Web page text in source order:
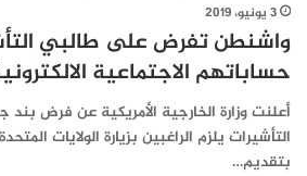
3 يونيو، 2019
واشنطن تفرض على طالبي
حساباتهم الاجتماعية
أعلنت وزارة الخارجية الأمريكية عن فرض
التأشيرات يلزم الراغبين بزيارة الولايات
بتقديم…